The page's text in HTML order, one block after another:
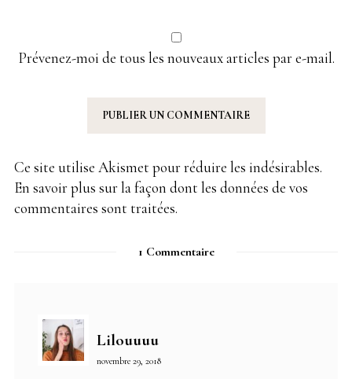
Prévenez-moi de tous les nouveaux articles par e-mail.
Ce site utilise Akismet pour réduire les indésirables.
En savoir plus sur la façon dont les données de vos
commentaires sont traitées.
1 Commentaire
Lilouuuu
novembre 29, 2018